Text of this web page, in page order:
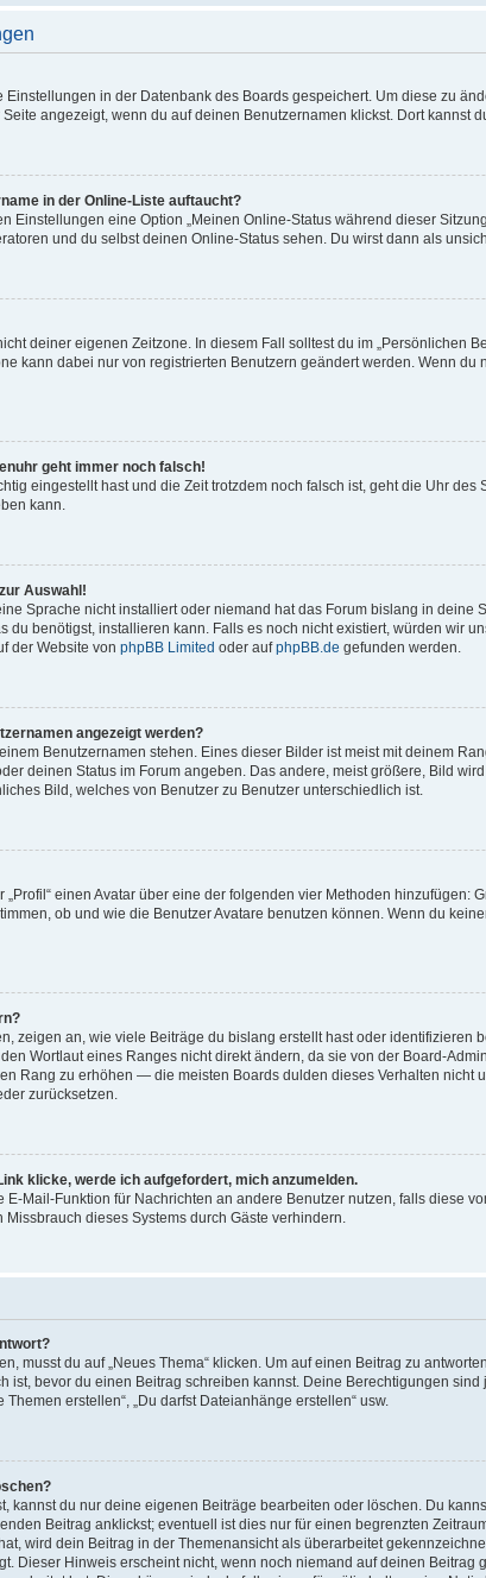
in der Datenbank des Boards gespeichert. Um diese zu
angezeigt, wenn du auf deinen Benutzernamen klickst. Dort kannst
in der Online-Liste auftaucht?
Einstellungen eine Option „Meinen Online-Status während dieser
und du selbst deinen Online-Status sehen. Du wirst dann als
deiner eigenen Zeitzone. In diesem Fall solltest du im „Persönlichen
kann dabei nur von registrierten Benutzern geändert werden. Wenn du
geht immer noch falsch!
eingestellt hast und die Zeit trotzdem noch falsch ist, geht die Uhr des
kann.
Auswahl!
Sprache nicht installiert oder niemand hat das Forum bislang in deine
du benötigst, installieren kann. Falls es noch nicht existiert, würden wir
der Website von phpBB Limited oder aufphpBB.de gefunden werden.
angezeigt werden?
Benutzernamen stehen. Eines dieser Bilder ist meist mit deinem
deinen Status im Forum angeben. Das andere, meist größere, Bild
Bild, welches von Benutzer zu Benutzer unterschiedlich ist.
einen Avatar über eine der folgenden vier Methoden hinzufügen:
ob und wie die Benutzer Avatare benutzen können. Wenn du
zeigen an, wie viele Beiträge du bislang erstellt hast oder identifizieren
Wortlaut eines Ranges nicht direkt ändern, da sie von der Board-
Rang zu erhöhen — die meisten Boards dulden dieses Verhalten nicht
zurücksetzen.
klicke, werde ich aufgefordert, mich anzumelden.
Mail-Funktion für Nachrichten an andere Benutzer nutzen, falls diese
dieses Systems durch Gäste verhindern.
musst du auf „Neues Thema“ klicken. Um auf einen Beitrag zu
ist, bevor du einen Beitrag schreiben kannst. Deine Berechtigungen
erstellen“, „Du darfst Dateianhänge erstellen“ usw.
kannst du nur deine eigenen Beiträge bearbeiten oder löschen. Du
Beitrag anklickst; eventuell ist dies nur für einen begrenzten
wird dein Beitrag in der Themenansicht als überarbeitet
Dieser Hinweis erscheint nicht, wenn noch niemand auf deinen Beitrag